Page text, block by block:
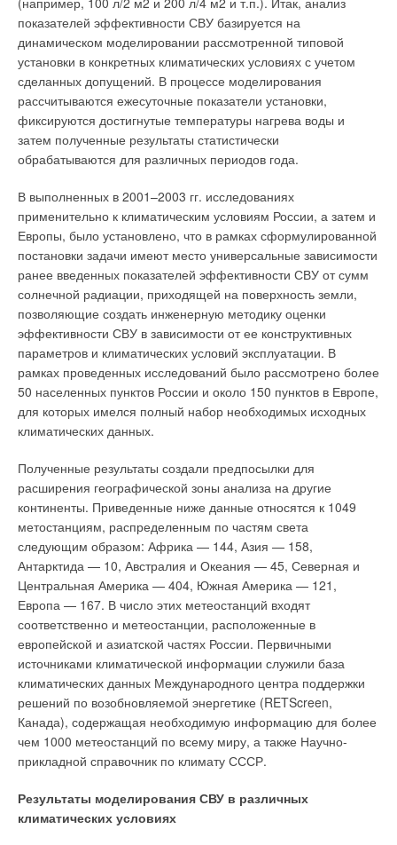
показателей эффективности СВУ базируется на
динамическом моделировании рассмотренной типовой
установки в конкретных климатических условиях с учетом
сделанных допущений. В процессе моделирования
рассчитываются ежесуточные показатели установки,
фиксируются достигнутые температуры нагрева воды и
затем полученные результаты статистически
обрабатываются для различных периодов года.
В выполненных в 2001–2003 гг. исследованиях
применительно к климатическим условиям России, а затем и
Европы, было установлено, что в рамках сформулированной
постановки задачи имеют место универсальные зависимости
ранее введенных показателей эффективности СВУ от сумм
солнечной радиации, приходящей на поверхность земли,
позволяющие создать инженерную методику оценки
эффективности СВУ в зависимости от ее конструктивных
параметров и климатических условий эксплуатации. В
рамках проведенных исследований было рассмотрено более
50 населенных пунктов России и около 150 пунктов в Европе,
для которых имелся полный набор необходимых исходных
климатических данных.
Полученные результаты создали предпосылки для
расширения географической зоны анализа на другие
континенты. Приведенные ниже данные относятся к 1049
метостанциям, распределенным по частям света
следующим образом: Африка — 144, Азия — 158,
Антарктида — 10, Австралия и Океания — 45, Северная и
Центральная Америка — 404, Южная Америка — 121,
Европа — 167. В число этих метеостанций входят
соответственно и метеостанции, расположенные в
европейской и азиатской частях России. Первичными
источниками климатической информации служили база
климатических данных Международного центра поддержки
решений по возобновляемой энергетике (RETScreen,
Канада), содержащая необходимую информацию для более
чем 1000 метеостанций по всему миру, а также Научно-
прикладной справочник по климату СССР.
Результаты моделирования СВУ в различных
климатических условиях
карбоната кальция и гидроксида магния характерно
снижение равновесной растворимости с ростом
температуры. Таким образом, суммарная концентрация
ионов кальция и магния, которую в определенных условиях
можно получить при очистке воды, при температуре 20°С
может достигать 0,16 мг÷экв/л. Это означает, что в процессе
очистки воды кристаллизацией в виде малорастворимых
соединений суммарную концентрацию кальция и магния
артезианских скважин — в 125, а в морской воде — в 250
раз. Правда, растворимость карбоната кальция в
насыщенных растворах хлорида натрия, например, в
морской воде Мертвого моря, ощутимо выше. Для
осаждения иона кальция к воде надо добавить ион СО32–.
Однако в ней всегда присутствует этот ион за счет
растворения углекислоты, содержащейся в воздухе. Этот
факт используют при очистке методом известкования воды с
невысоким содержанием солей жесткости, добавляя
известковое молоко. При высоких содержаниях в воде ионов
кальция и магния используют известково-содовый метод.
Осаждение иона магния по реакции (2) ведут известковым
молоком, а иона кальция по реакции (1) и «доосаждение»
диссоциирующей на ионы кальцинированной содой:
К проблемам, возникающим при очист-ке кристаллизацией,
относится характерное для ФП1 и упомянутое выше наличие
области метастабильного состояния. Карбонат кальция
образует устойчивые пересыщенные растворы. Чтобы как-то
сдвинуть вправо процесс, символически отражаемый
уравнением (1), надо увеличить концентрацию одного из
реагентов: или иона кальция, или карбонат-иона. Если
применяется метод известкования, то увеличивают
дозировку добавляемого известкового молока. Если
используется известково-содовый метод очистки, то
увеличивают дозировку кальцинированной соды. В любом
случае на последующей стадии добавляемые «избытки»
надо удалить. У карбоната кальция есть еще одна
кристаллизоваться на металлической поверхности
технологического оборудования и трубопроводов [4],